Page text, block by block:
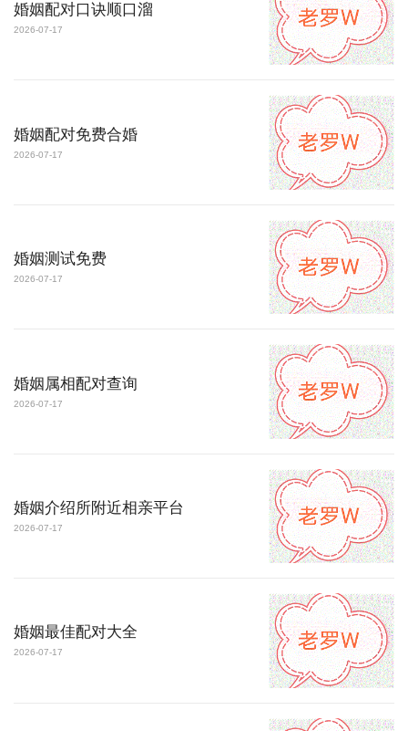
婚姻配对口诀顺口溜
2026-07-17
婚姻配对免费合婚
2026-07-17
婚姻测试免费
2026-07-17
婚姻属相配对查询
2026-07-17
婚姻介绍所附近相亲平台
2026-07-17
婚姻最佳配对大全
2026-07-17